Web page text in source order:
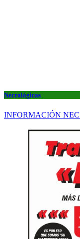
Necrológicas
INFORMACIÓN